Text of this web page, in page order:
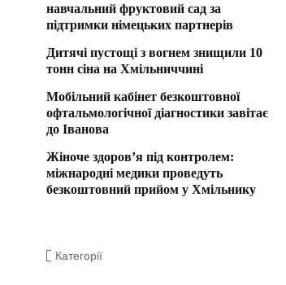
навчальний фруктовий сад за
підтримки німецьких партнерів
Дитячі пустощі з вогнем знищили 10
тонн сіна на Хмільниччині
Мобільний кабінет безкоштовної
офтальмологічної діагностики завітає
до Іванова
Жіноче здоров’я під контролем:
міжнародні медики проведуть
безкоштовний прийом у Хмільнику
Категорії